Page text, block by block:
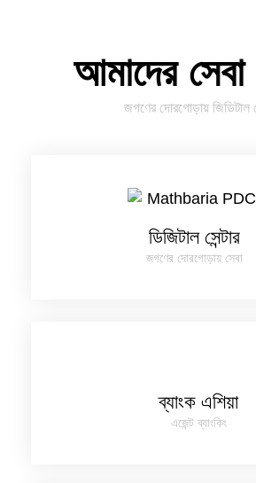
আমাদের
জগণের দোরগোড়ায় জিডিটাল
ডিজিটাল সেন্টার
জগণের দোরগোড়ায় সেবা
ব্যাংক এশিয়া
এজেন্ট ব্যাংকিং